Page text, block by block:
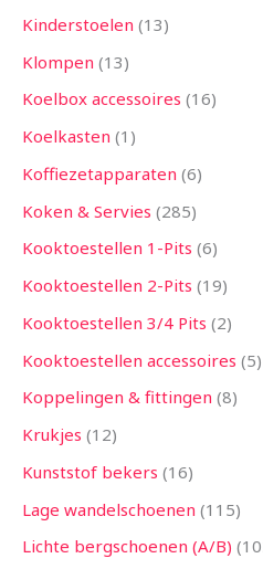
Kinderstoelen 13
Klompen 13
Koelbox accessoires 16
Koelkasten 1
Koffiezetapparaten 6
Koken & Servies 285
Kooktoestellen 1-Pits 6
Kooktoestellen 2-Pits 19
Kooktoestellen 3/4 Pits 2
Kooktoestellen accessoires 5
Koppelingen & fittingen 8
Krukjes 12
Kunststof bekers 16
Lage wandelschoenen 115
Lichte bergschoenen (A/B)